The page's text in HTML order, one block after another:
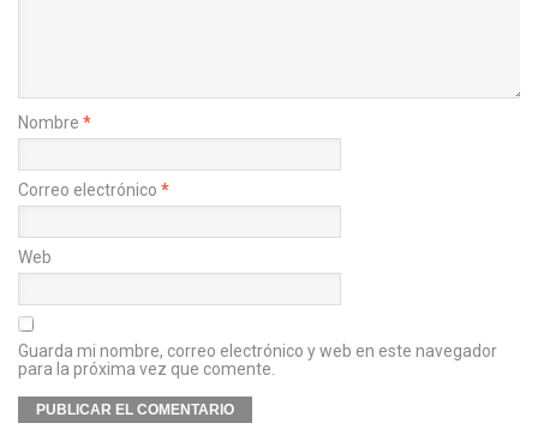
Nombre *
Correo electrónico *
Web
Guarda mi nombre, correo electrónico y web en este navegador
para la próxima vez que comente.